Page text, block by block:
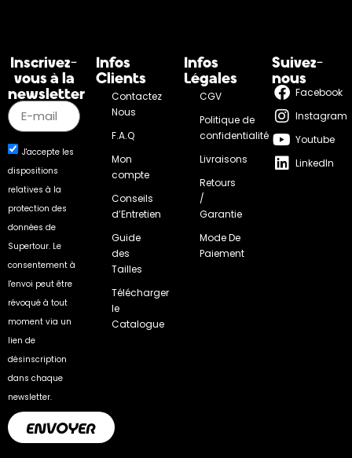
Inscrivez-
vous à la
newsletter
J'accepte les
dispositions
relatives à la
protection des
données de
Supertour. Le
consentement à
l'envoi peut être
révoqué à tout
moment via un
lien de
désinscription
dans chaque
newsletter.
ENVOYER
Infos
Clients
Contactez
Nous
F.A.Q
Mon
compte
Conseils
d’Entretien
Guide
des
Tailles
Télécharger
le
Catalogue
Infos
Légales
CGV
Politique de
confidentialité
Livraisons
Retours
/
Garantie
Mode De
Paiement
Suivez-
nous
Facebook
Instagram
Youtube
LinkedIn